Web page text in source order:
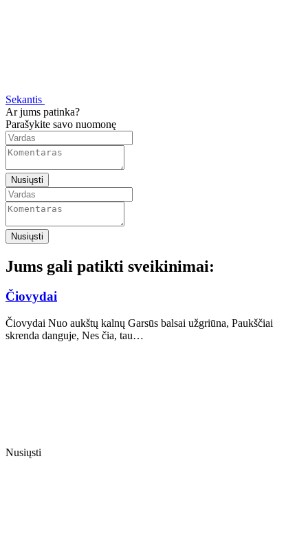
Sekantis
Ar jums patinka?
Parašykite savo nuomonę
Nusiųsti
Nusiųsti
Jums gali patikti sveikinimai:
Čiovydai
Čiovydai Nuo aukštų kalnų Garsūs balsai užgriūna, Paukščiai
skrenda danguje, Nes čia, tau…
Nusiųsti